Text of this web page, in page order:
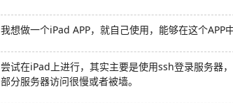
我想做一个iPad APP，就自己使用，能够在这个APP
尝试在iPad上进行，其实主要是使用ssh登录服务器
部分服务器访问很慢或者被墙。